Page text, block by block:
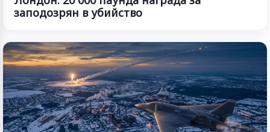
заподозрян в убийство